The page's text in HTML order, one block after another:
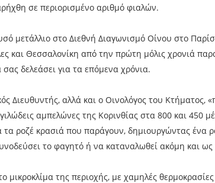
σε περιορισμένο αριθμό φιαλών.
μετάλλιο στο Διεθνή Διαγωνισμό Οίνου στο
και Θεσσαλονίκη από την πρώτη μόλις χρονιά
δελεάσει για τα επόμενα χρόνια.
Διευθυντής, αλλά και ο Οινολόγος του Κτήματος,
αμπελώνες της Κορινθίας στα 800 και 450
τα ροζέ κρασιά που παράγουν, δημιουργώντας ένα
το φαγητό ή να καταναλωθεί ακόμη και ως
μικροκλίμα της περιοχής, με χαμηλές